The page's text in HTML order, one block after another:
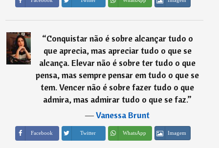
“Conquistar não é sobre alcançar tudo o
que aprecia, mas apreciar tudo o que se
alcança. Elevar não é sobre ter tudo o que
pensa, mas sempre pensar em tudo o que se
tem. Vencer não é sobre fazer tudo o que
admira, mas admirar tudo o que se faz.”
―Vanessa Brunt
Facebook Twitter WhatsApp Imagem